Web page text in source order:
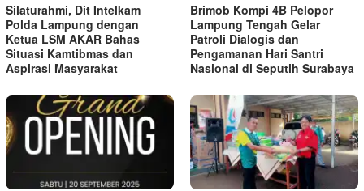
Silaturahmi, Dit Intelkam
Polda Lampung dengan
Ketua LSM AKAR Bahas
Situasi Kamtibmas dan
Aspirasi Masyarakat
Brimob Kompi 4B Pelopor
Lampung Tengah Gelar
Patroli Dialogis dan
Pengamanan Hari Santri
Nasional di Seputih Surabaya